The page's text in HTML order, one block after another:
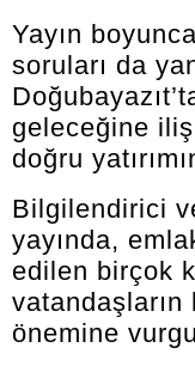
Yayın
soruları da
geleceğine
doğru
Bilgilendirici
yayında,
edilen birçok
önemine